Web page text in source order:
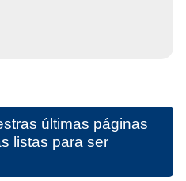
últimas páginas
listas para ser